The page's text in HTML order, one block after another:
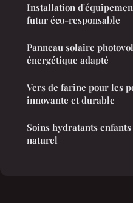
Installation
futur éco-responsable
Panneau solaire
énergétique adapté
Vers de farine pour les
innovante et durable
Soins hydratants
naturel